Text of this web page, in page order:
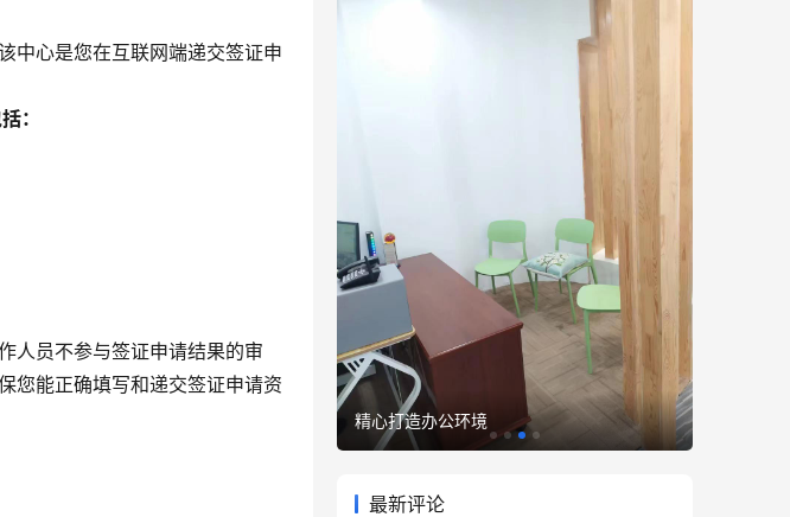
中心是您在互联网端递交签证申
：
人员不参与签证申请结果的审
您能正确填写和递交签证申请资
精心打造办公环境
最新评论